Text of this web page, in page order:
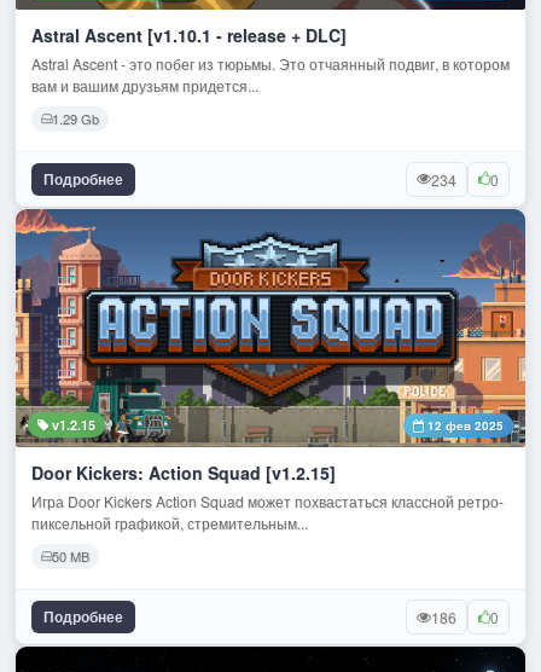
Astral Ascent [v1.10.1 - release + DLC]
Astral Ascent - это побег из тюрьмы. Это отчаянный подвиг, в котором
вам и вашим друзьям придется...
1.29 Gb
Подробнее 234 0
v1.2.15 12 фев 2025
Door Kickers: Action Squad [v1.2.15]
Игра Door Kickers Action Squad может похвастаться классной ретро-
пиксельной графикой, стремительным...
50 MB
Подробнее 186 0